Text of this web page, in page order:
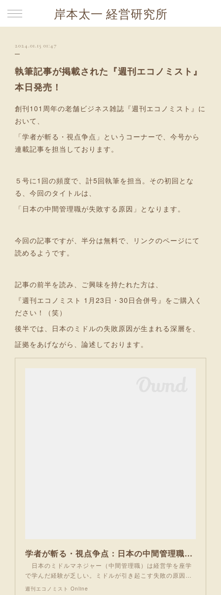
岸本太一 経営研究所
2024.01.15 01:47
執筆記事が掲載された『週刊エコノミスト』
本日発売！
創刊101周年の老舗ビジネス雑誌『週刊エコノミスト』に
おいて、
「学者が斬る・視点争点」というコーナーで、今号から
連載記事を担当しております。
５号に1回の頻度で、計5回執筆を担当。その初回とな
る、今回のタイトルは、
「日本の中間管理職が失敗する原因」となります。
今回の記事ですが、半分は無料で、リンクのページにて
読めるようです。
記事の前半を読み、ご興味を持たれた方は、
『週刊エコノミスト 1月23日・30日合併号』をご購入く
ださい！（笑）
後半では、日本のミドルの失敗原因が生まれる深層を、
証拠をあげながら、論述しております。
学者が斬る・視点争点：日本の中間管理職が失敗する原因 岸本太一 | 週刊エコノミスト Online
日本のミドルマネジャー（中間管理職）は経営学を座学
で学んだ経験が乏しい。ミドルが引き起こす失敗の原因…
週刊エコノミスト Online